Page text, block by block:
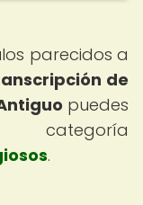
parecidos a
de
puedes
.